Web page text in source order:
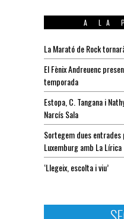
A LA
La Marató de Rock
El Fènix Andreuenc
temporada
Estopa, C. Tangana i
Narcís Sala
Sortegem dues entrades
Luxemburg amb La Lírica
‘Llegeix, escolta i viu’